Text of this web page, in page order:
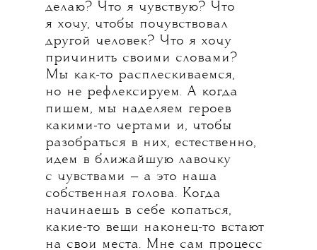
делаю? Что я чувствую? Что
я хочу, чтобы почувствовал
другой человек? Что я хочу
причинить своими словами?
Мы как-то расплескиваемся,
но не рефлексируем. А когда
пишем, мы наделяем героев
какими-то чертами и, чтобы
разобраться в них, естественно,
идем в ближайшую лавочку
с чувствами — а это наша
собственная голова. Когда
начинаешь в себе копаться,
какие-то вещи наконец-то встают
на свои места. Мне сам процесс